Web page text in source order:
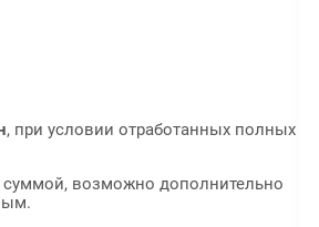
, при условии отработанных полных
суммой, возможно дополнительно